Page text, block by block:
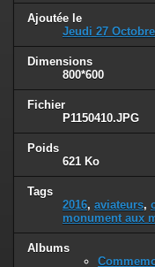
Ajoutée le
Jeudi 27
Dimensions
800*600
Fichier
P1150410.JPG
Poids
621 Ko
Tags
2016, aviateurs,
monument aux
Albums